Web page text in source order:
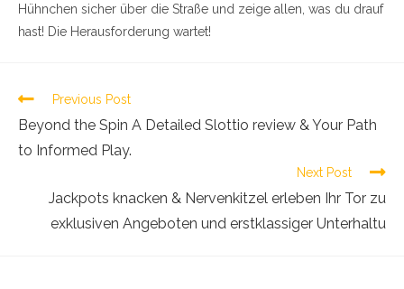
Hühnchen sicher über die Straße und zeige allen, was du drauf
hast! Die Herausforderung wartet!
Previous Post
Beyond the Spin A Detailed Slottio review & Your Path
to Informed Play.
Next Post
Jackpots knacken & Nervenkitzel erleben Ihr Tor zu
exklusiven Angeboten und erstklassiger Unterhaltu